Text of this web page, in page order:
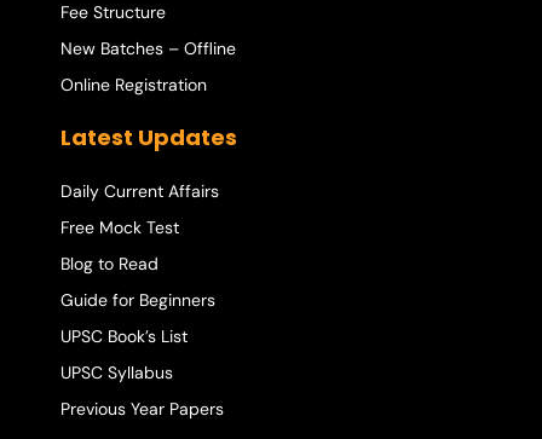
Fee Structure
New Batches – Offline
Online Registration
Latest Updates
Daily Current Affairs
Free Mock Test
Blog to Read
Guide for Beginners
UPSC Book’s List
UPSC Syllabus
Previous Year Papers